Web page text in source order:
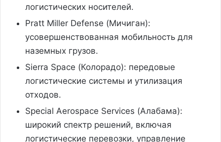
логистических носителей.
Pratt Miller Defense (Мичиган):
усовершенствованная мобильность для
наземных грузов.
Sierra Space (Колорадо): передовые
логистические системы и утилизация
отходов.
Special Aerospace Services (Алабама):
широкий спектр решений, включая
логистические перевозки, управление